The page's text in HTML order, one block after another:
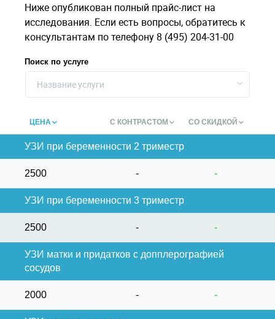
Ниже опубликован полный прайс-лист на
исследования. Если есть вопросы, обратитесь к
консультантам по телефону 8 (495) 204-31-00
Поиск по услуге
Название услуги
ЦЕНА С КОНТРАСТОМ СО СКИДКОЙ
УЗИ при беременности 2 триместр
2500 - -
УЗИ при беременности 3 триместр
2500 - -
УЗИ матки и придатков с допплерографией
сосудов
2000 - -